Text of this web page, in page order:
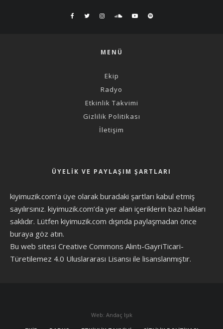
MENÜ
Ekip
Radyo
Etkinlik Takvimi
Gizlilik Politikası
İletişim
ÜYELIK VE PAYLAŞIM ŞARTLARI
kiyimuzik.com’a üye olarak buradaki şartları kabul etmiş
sayılırsınız. kiyimuzik.com’da yer alan içeriklerin bazı hakları
saklıdır. Lütfen kiyimuzik.com dışında paylaşmadan önce
buraya göz atın.
Bu web sitesi Creative Commons Alıntı-GayriTicari-
Türetilemez 4.0 Uluslararası Lisansı ile lisanslanmıştır.
Web: Andaç Işık